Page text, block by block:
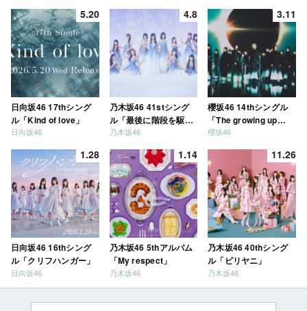
5.20
日向坂46 17thシング
ル「Kind of love」
日向坂46
4.8
乃木坂46 41stシング
ル「最後に階段を駆け
上がったのはいつ
乃木坂46
3.11
櫻坂46 14thシングル
「The growing up
train」
櫻坂46
1.28
日向坂46 16thシング
ル「クリフハンガー」
日向坂46
1.14
乃木坂46 5thアルバム
「My respect」
乃木坂46
11.26
乃木坂46 40thシング
ル「ビリヤニ」
乃木坂46